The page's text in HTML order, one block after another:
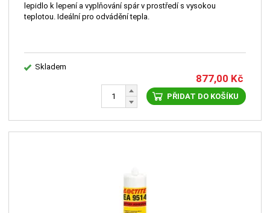
lepidlo k lepení a vyplňování spár v prostředí s vysokou
teplotou. Ideální pro odvádění tepla.
Skladem
877,00 Kč
PŘIDAT DO KOŠÍKU